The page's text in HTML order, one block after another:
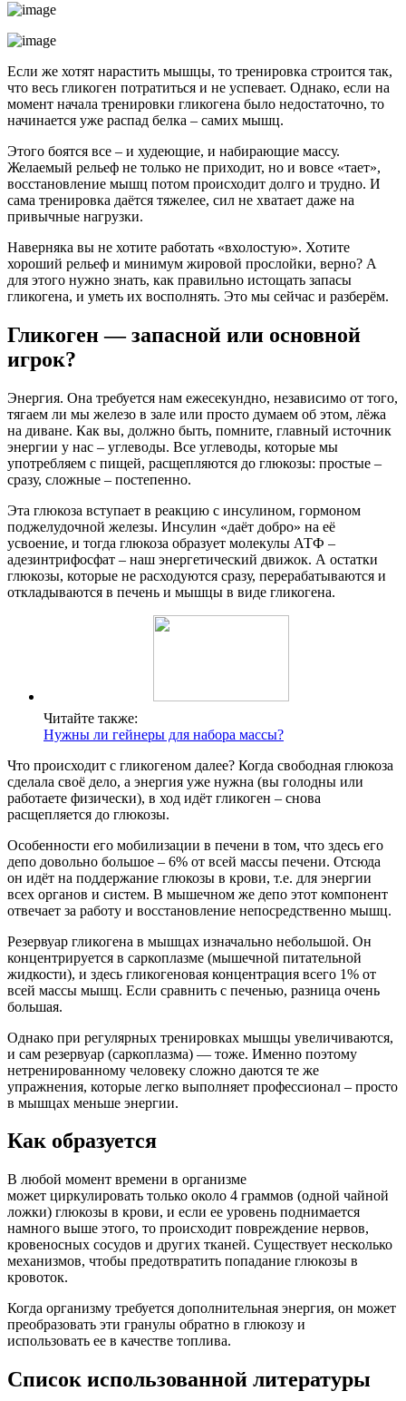
Если же хотят нарастить мышцы, то тренировка строится так,
что весь гликоген потратиться и не успевает. Однако, если на
момент начала тренировки гликогена было недостаточно, то
начинается уже распад белка – самих мышц.
Этого боятся все – и худеющие, и набирающие массу.
Желаемый рельеф не только не приходит, но и вовсе «тает»,
восстановление мышц потом происходит долго и трудно. И
сама тренировка даётся тяжелее, сил не хватает даже на
привычные нагрузки.
Наверняка вы не хотите работать «вхолостую». Хотите
хороший рельеф и минимум жировой прослойки, верно? А
для этого нужно знать, как правильно истощать запасы
гликогена, и уметь их восполнять. Это мы сейчас и разберём.
Гликоген — запасной или основной
игрок?
Энергия. Она требуется нам ежесекундно, независимо от того,
тягаем ли мы железо в зале или просто думаем об этом, лёжа
на диване. Как вы, должно быть, помните, главный источник
энергии у нас – углеводы. Все углеводы, которые мы
употребляем с пищей, расщепляются до глюкозы: простые –
сразу, сложные – постепенно.
Эта глюкоза вступает в реакцию с инсулином, гормоном
поджелудочной железы. Инсулин «даёт добро» на её
усвоение, и тогда глюкоза образует молекулы АТФ –
адезинтрифосфат – наш энергетический движок. А остатки
глюкозы, которые не расходуются сразу, перерабатываются и
откладываются в печень и мышцы в виде гликогена.
Читайте также:
Нужны ли гейнеры для набора массы?
Что происходит с гликогеном далее? Когда свободная глюкоза
сделала своё дело, а энергия уже нужна (вы голодны или
работаете физически), в ход идёт гликоген – снова
расщепляется до глюкозы.
Особенности его мобилизации в печени в том, что здесь его
депо довольно большое – 6% от всей массы печени. Отсюда
он идёт на поддержание глюкозы в крови, т.е. для энергии
всех органов и систем. В мышечном же депо этот компонент
отвечает за работу и восстановление непосредственно мышц.
Резервуар гликогена в мышцах изначально небольшой. Он
концентрируется в саркоплазме (мышечной питательной
жидкости), и здесь гликогеновая концентрация всего 1% от
всей массы мышц. Если сравнить с печенью, разница очень
большая.
Однако при регулярных тренировках мышцы увеличиваются,
и сам резервуар (саркоплазма) — тоже. Именно поэтому
нетренированному человеку сложно даются те же
упражнения, которые легко выполняет профессионал – просто
в мышцах меньше энергии.
Как образуется
В любой момент времени в организме
может циркулировать только около 4 граммов (одной чайной
ложки) глюкозы в крови, и если ее уровень поднимается
намного выше этого, то происходит повреждение нервов,
кровеносных сосудов и других тканей. Существует несколько
механизмов, чтобы предотвратить попадание глюкозы в
кровоток.
Когда организму требуется дополнительная энергия, он может
преобразовать эти гранулы обратно в глюкозу и
использовать ее в качестве топлива.
Список использованной литературы